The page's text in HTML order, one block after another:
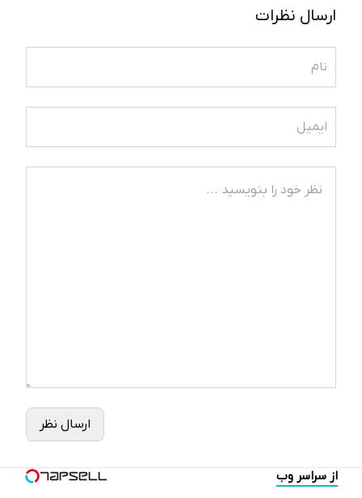
ارسال نظرات
ارسال نظر
از سراسر وب